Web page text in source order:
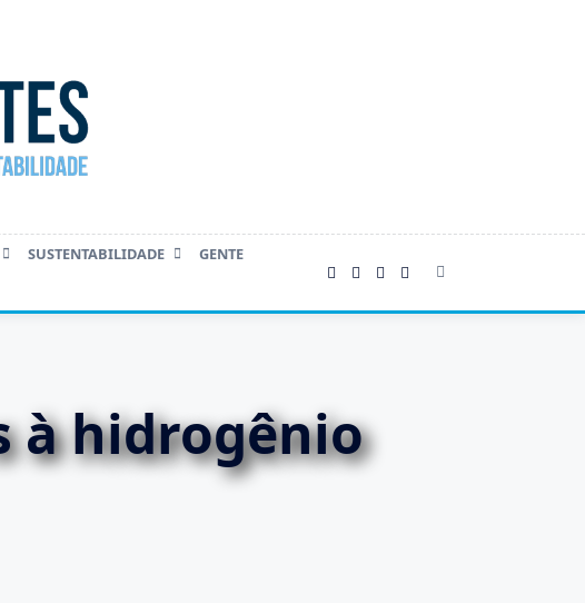
SUSTENTABILIDADE
GENTE
à hidrogênio